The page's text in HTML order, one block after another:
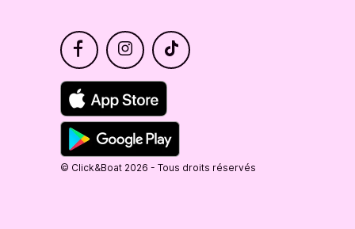
© Click&Boat 2026 - Tous droits réservés